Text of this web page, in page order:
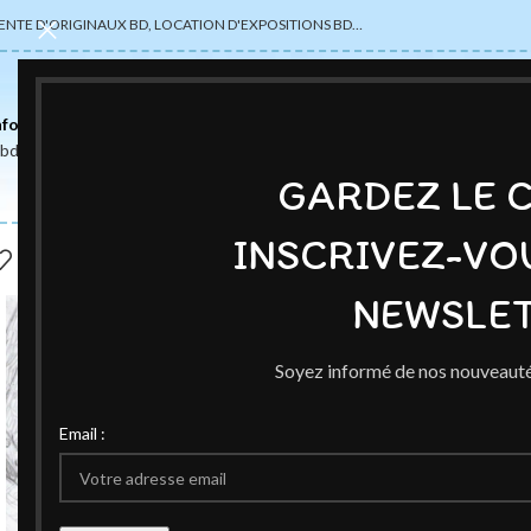
GARDEZ LE
INSCRIVEZ-
Soyez informé de nos
Email :
D'ORIGINAUX BD, LOCATION D'EXPOSITIONS BD…